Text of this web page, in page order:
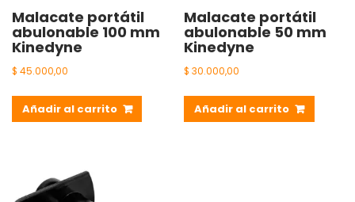
Malacate portátil
abulonable 100 mm
Kinedyne
$ 45.000,00
Añadir al carrito
Malacate portátil
abulonable 50 mm
Kinedyne
$ 30.000,00
Añadir al carrito